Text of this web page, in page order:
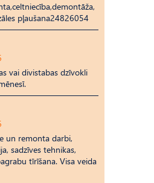
pļaušana24826054
vai divistabas dzīvokli
un remonta darbi,
sadzīves tehnikas,
tīrīšana. Visa veida